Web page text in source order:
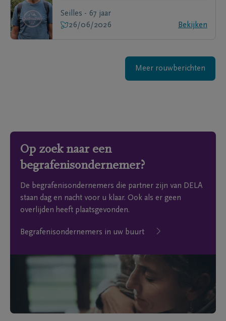
Seilles - 67 jaar
26/06/2026
Bekijken
Meer rouwberichten
Op zoek naar een
begrafenisondernemer?
De begrafenisondernemers die partner zijn van DELA
staan dag en nacht voor u klaar. Ook als er geen
overlijden heeft plaatsgevonden.
Begrafenisondernemers in uw buurt